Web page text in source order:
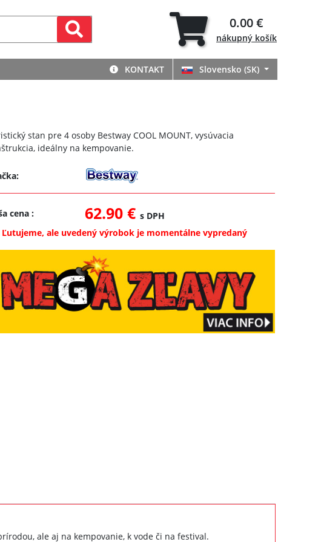
0.00 €
nákupný košík
KONTAKT Slovensko (SK)
stan pre 4 osoby Bestway COOL MOUNT, vysúvacia
ideálny na kempovanie.
cena: 62.90 €s DPH
Ľutujeme, ale uvedený výrobok je momentálne vypredaný
ale aj na kempovanie, k vode či na festival.